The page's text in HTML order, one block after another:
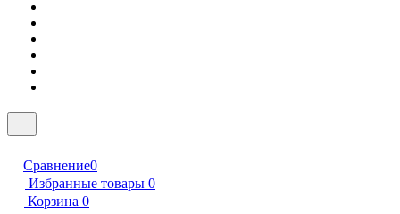
Сравнение0
Избранные товары 0
Корзина 0